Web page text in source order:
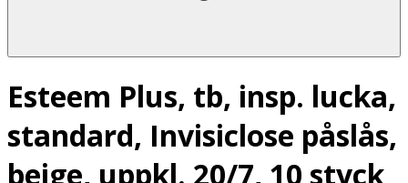
Esteem Plus, tb, insp. lucka,
standard, Invisiclose påslås,
beige, uppkl. 20/7, 10 styck